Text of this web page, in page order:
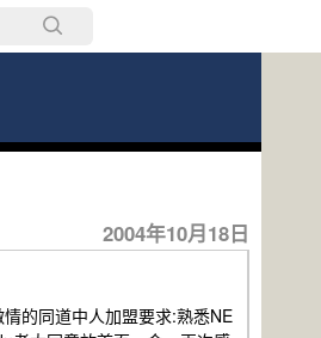
2004年10月18日
的同道中人加盟要求:熟悉NE